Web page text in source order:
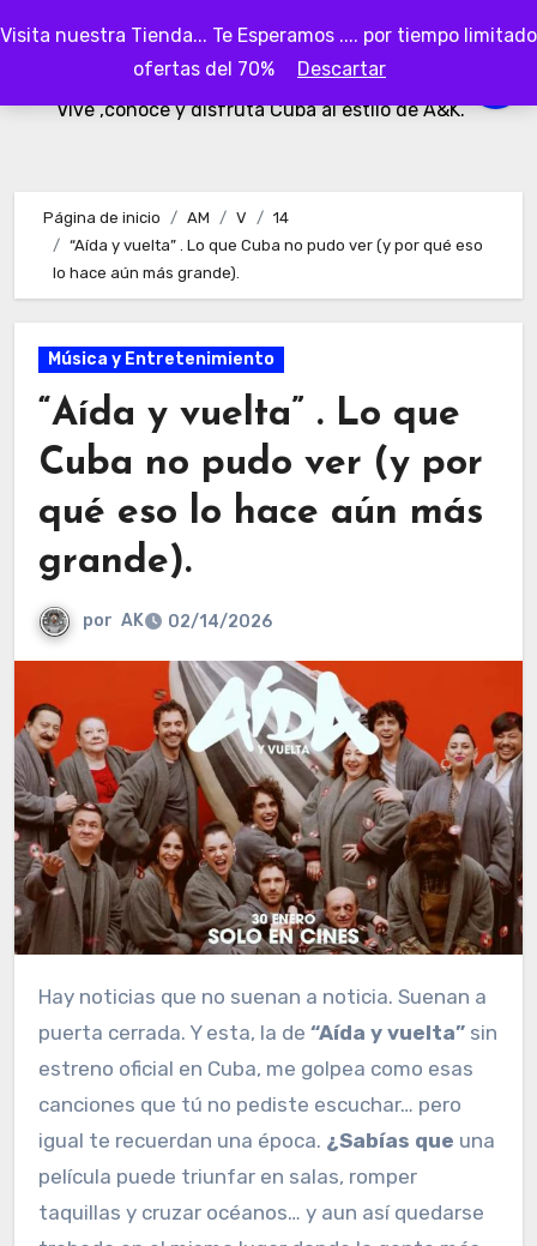
Visita nuestra Tienda... Te Esperamos .... por tiempo limitado
ofertas del 70%
Descartar
al
AKubaa
Vive ,conoce y disfruta Cuba al estilo de A&K.
Página de inicio AM V
14
“Aída y vuelta” . Lo que Cuba no pudo ver (y por qué eso
lo hace aún más grande).
Música y Entretenimiento
“Aída y vuelta” . Lo que
Cuba no pudo ver (y por
qué eso lo hace aún más
grande).
por AK 02/14/2026
Hay noticias que no suenan a noticia. Suenan a
puerta cerrada. Y esta, la de “Aída y vuelta” sin
estreno oficial en Cuba, me golpea como esas
canciones que tú no pediste escuchar… pero
igual te recuerdan una época. ¿Sabías que una
película puede triunfar en salas, romper
taquillas y cruzar océanos… y aun así quedarse